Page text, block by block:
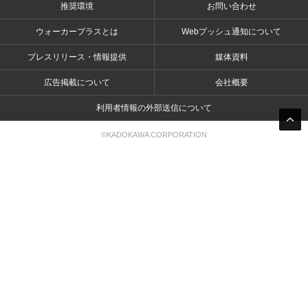
推奨環境 お問い合わせ
ウォーカープラスとは Webプッシュ通知について
プレスリリース・情報提供 媒体資料
広告掲載について 会社概要
利用者情報の外部送信について
©KADOKAWA CORPORATION